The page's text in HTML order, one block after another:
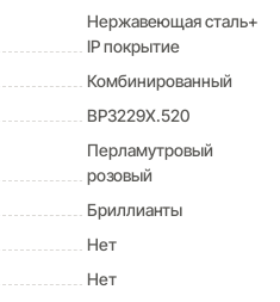
Нержавеющая сталь+
IP покрытие
Комбинированный
BP3229X.520
Перламутровый
розовый
Бриллианты
Нет
Нет